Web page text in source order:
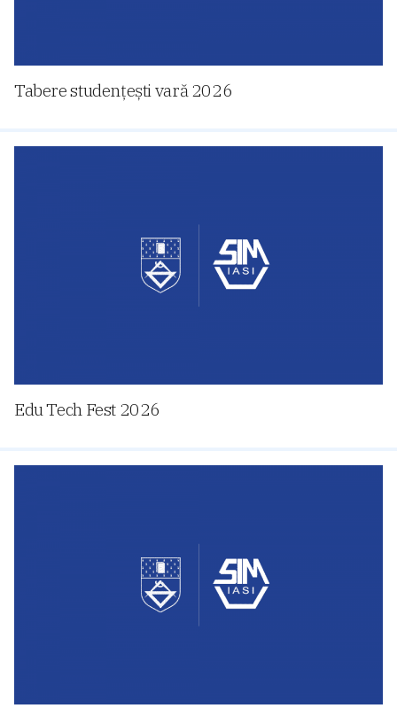
Tabere studențești vară 2026
Edu Tech Fest 2026